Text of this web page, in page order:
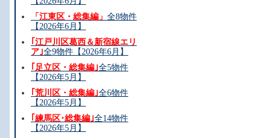
「江東区・総集編」 全8物件
【2026年6月】
｢江戸川区葛西＆新宿線エリ
ア｣全9物件【2026年6月】
｢足立区・総集編｣全5物件
【2026年5月】
｢荒川区・総集編｣全6物件
【2026年5月】
｢練馬区･総集編｣全14物件
【2026年5月】